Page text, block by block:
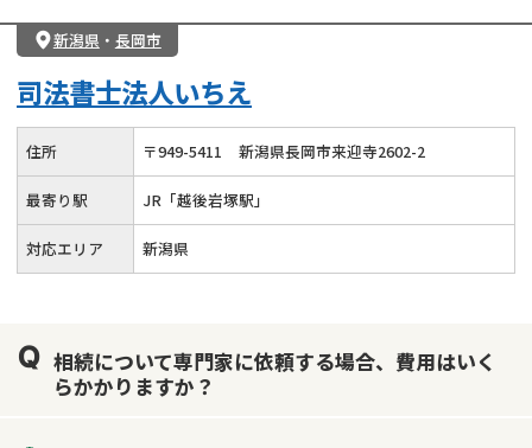
新潟県 ・ 長岡市
司法書士法人いちえ
住所 〒949-5411 新潟県長岡市来迎寺2602-2
最寄り駅 JR「越後岩塚駅」
対応エリア 新潟県
相続について専門家に依頼する場合、費用はいく
らかかりますか？